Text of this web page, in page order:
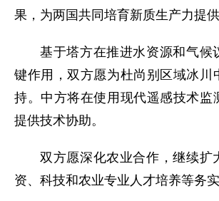
果，为两国共同培育新质生产力提供
基于塔方在推进水资源和气候
键作用，双方愿为杜尚别区域冰川
持。中方将在使用现代遥感技术监
提供技术协助。
双方愿深化农业合作，继续扩
资、科技和农业专业人才培养等务实